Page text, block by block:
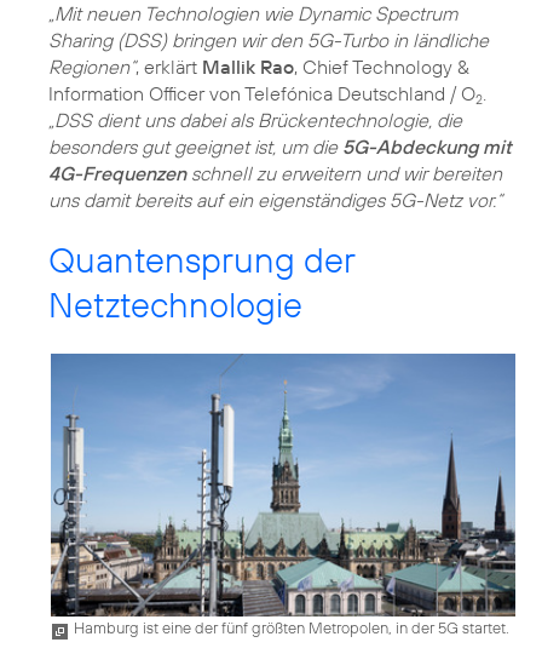
„Mit neuen Technologien wie Dynamic Spectrum
Sharing (DSS) bringen wir den 5G-Turbo in ländliche
Regionen“, erklärt Mallik Rao, Chief Technology &
Information Officer von Telefónica Deutschland / O2.
„DSS dient uns dabei als Brückentechnologie, die
besonders gut geeignet ist, um die 5G-Abdeckung mit
4G-Frequenzenschnell zu erweitern und wir bereiten
uns damit bereits auf ein eigenständiges 5G-Netz vor.“
Quantensprung der
Netztechnologie
Hamburg ist eine der fünf größten Metropolen, in der 5G startet.